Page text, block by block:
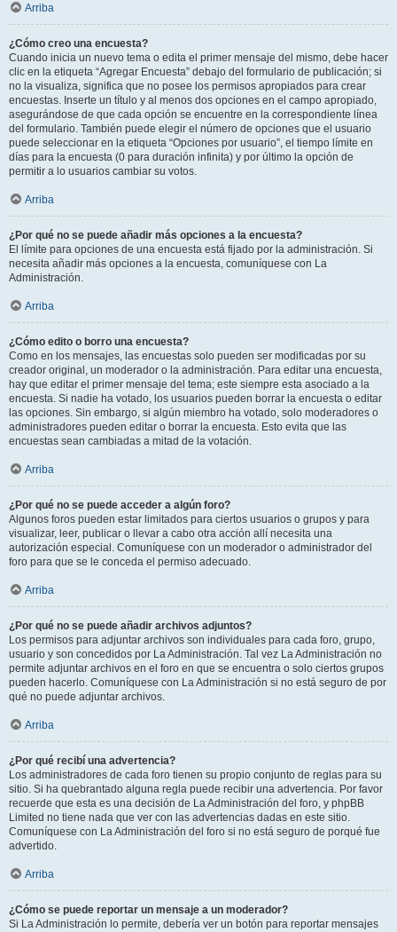
Arriba
¿Cómo creo una encuesta?
Cuando inicia un nuevo tema o edita el primer mensaje del mismo, debe hacer
clic en la etiqueta “Agregar Encuesta” debajo del formulario de publicación; si
no la visualiza, significa que no posee los permisos apropiados para crear
encuestas. Inserte un título y al menos dos opciones en el campo apropiado,
asegurándose de que cada opción se encuentre en la correspondiente línea
del formulario. También puede elegir el número de opciones que el usuario
puede seleccionar en la etiqueta “Opciones por usuario”, el tiempo límite en
días para la encuesta (0 para duración infinita) y por último la opción de
permitir a lo usuarios cambiar su votos.
Arriba
¿Por qué no se puede añadir más opciones a la encuesta?
El límite para opciones de una encuesta está fijado por la administración. Si
necesita añadir más opciones a la encuesta, comuníquese con La
Administración.
Arriba
¿Cómo edito o borro una encuesta?
Como en los mensajes, las encuestas solo pueden ser modificadas por su
creador original, un moderador o la administración. Para editar una encuesta,
hay que editar el primer mensaje del tema; este siempre esta asociado a la
encuesta. Si nadie ha votado, los usuarios pueden borrar la encuesta o editar
las opciones. Sin embargo, si algún miembro ha votado, solo moderadores o
administradores pueden editar o borrar la encuesta. Esto evita que las
encuestas sean cambiadas a mitad de la votación.
Arriba
¿Por qué no se puede acceder a algún foro?
Algunos foros pueden estar limitados para ciertos usuarios o grupos y para
visualizar, leer, publicar o llevar a cabo otra acción allí necesita una
autorización especial. Comuníquese con un moderador o administrador del
foro para que se le conceda el permiso adecuado.
Arriba
¿Por qué no se puede añadir archivos adjuntos?
Los permisos para adjuntar archivos son individuales para cada foro, grupo,
usuario y son concedidos por La Administración. Tal vez La Administración no
permite adjuntar archivos en el foro en que se encuentra o solo ciertos grupos
pueden hacerlo. Comuníquese con La Administración si no está seguro de por
qué no puede adjuntar archivos.
Arriba
¿Por qué recibí una advertencia?
Los administradores de cada foro tienen su propio conjunto de reglas para su
sitio. Si ha quebrantado alguna regla puede recibir una advertencia. Por favor
recuerde que esta es una decisión de La Administración del foro, y phpBB
Limited no tiene nada que ver con las advertencias dadas en este sitio.
Comuníquese con La Administración del foro si no está seguro de porqué fue
advertido.
Arriba
¿Cómo se puede reportar un mensaje a un moderador?
Si La Administración lo permite, debería ver un botón para reportar mensajes